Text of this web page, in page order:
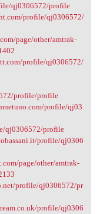
qj0306572/profile
profile/qj0306572/
page/other/amtrak-
profile/qj0306572/
profile/profile
profile/qj03
qj0306572/profile
profile/qj0306
page/other/amtrak-
profile/qj0306572/pr
profile/qj0306